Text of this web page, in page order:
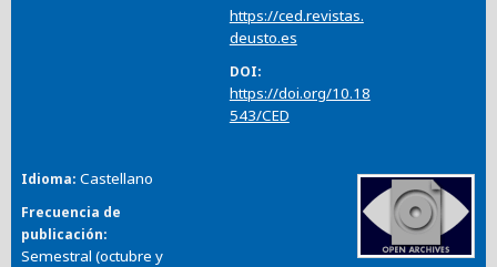
https://ced.revistas.
deusto.es
DOI
https://doi.org/10.18
543/CED
Idioma Castellano
Frecuencia de
publicación
Semestral (octubre y